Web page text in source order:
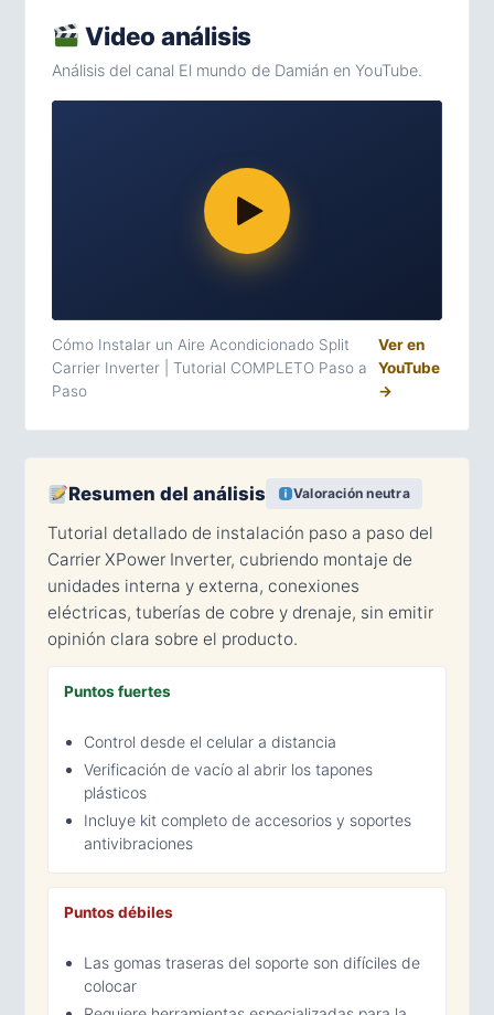
Video análisis
Análisis del canal El mundo de Damián en YouTube.
Cómo Instalar un Aire Acondicionado Split
Carrier Inverter | Tutorial COMPLETO Paso a
Paso
Ver en
YouTube
→
Resumen del análisis Valoración neutra
Tutorial detallado de instalación paso a paso del
Carrier XPower Inverter, cubriendo montaje de
unidades interna y externa, conexiones
eléctricas, tuberías de cobre y drenaje, sin emitir
opinión clara sobre el producto.
Puntos fuertes
Control desde el celular a distancia
Verificación de vacío al abrir los tapones
plásticos
Incluye kit completo de accesorios y soportes
antivibraciones
Puntos débiles
Las gomas traseras del soporte son difíciles de
colocar